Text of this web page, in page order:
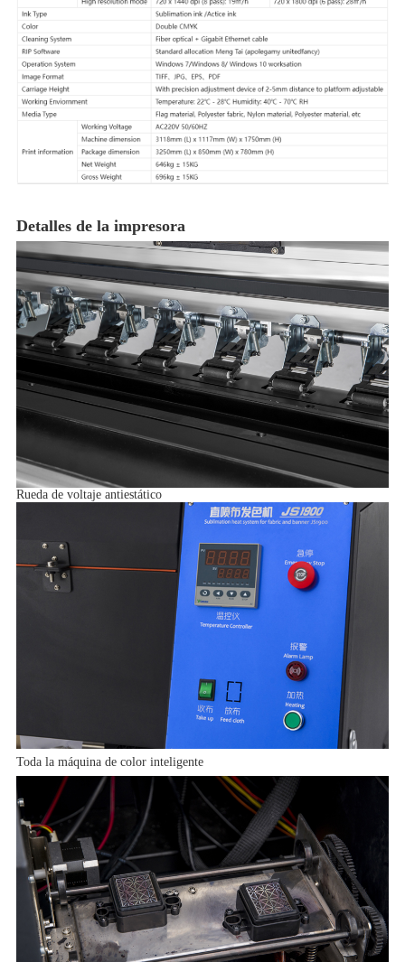
Detalles de la impresora
Rueda de voltaje antiestático
Toda la máquina de color inteligente